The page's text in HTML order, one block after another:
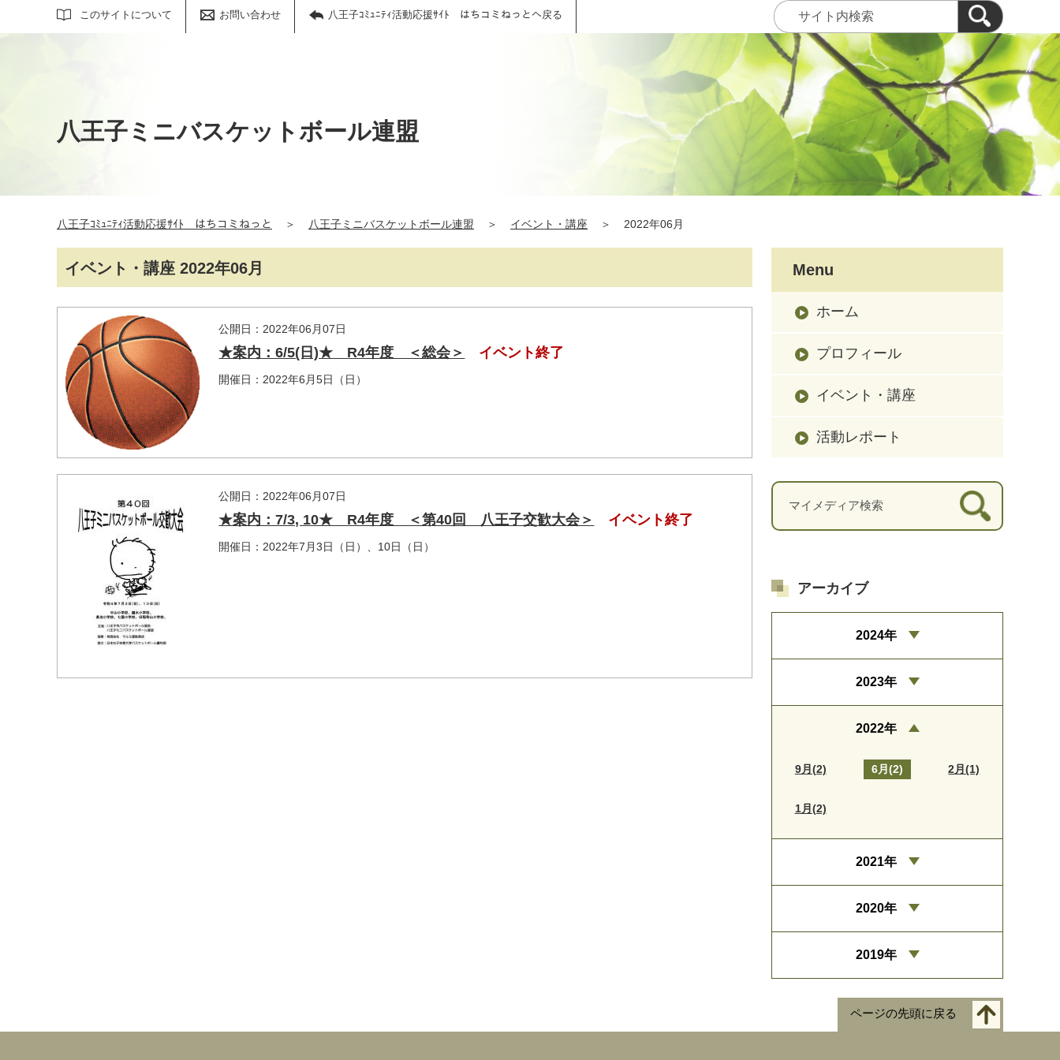
このサイトについて お問い合わせ 八王子ｺﾐｭﾆﾃｨ活動応援ｻｲﾄ はちコミねっとへ戻る
サイト内検索
八王子ミニバスケットボール連盟
八王子ｺﾐｭﾆﾃｨ活動応援ｻｲﾄ はちコミねっと ＞ 八王子ミニバスケットボール連盟 ＞ イベント・講座 ＞ 2022年06月
イベント・講座 2022年06月
公開日：2022年06月07日
★案内：6/5(日)★ R4年度 ＜総会＞ イベント終了
開催日：2022年6月5日（日）
公開日：2022年06月07日
★案内：7/3, 10★ R4年度 ＜第40回 八王子交歓大会＞ イベント終了
開催日：2022年7月3日（日）、10日（日）
Menu
ホーム
プロフィール
イベント・講座
活動レポート
アーカイブ
2024年
2023年
2022年
9月(2) 6月(2) 2月(1)
1月(2)
2021年
2020年
2019年
ページの先頭に戻る